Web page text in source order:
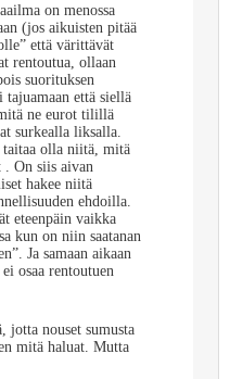
on menossa
(jos aikuisten pitää
että värittävät
rentoutua, ollaan
suorituksen
että siellä
ne eurot tilillä
surkealla liksalla.
taitaa olla niitä, mitä
On siis aivan
hakee niitä
ehdoilla.
eteenpäin vaikka
kun on niin saatanan
Ja samaan aikaan
osaa rentoutuen
jotta nouset sumusta
mitä haluat. Mutta